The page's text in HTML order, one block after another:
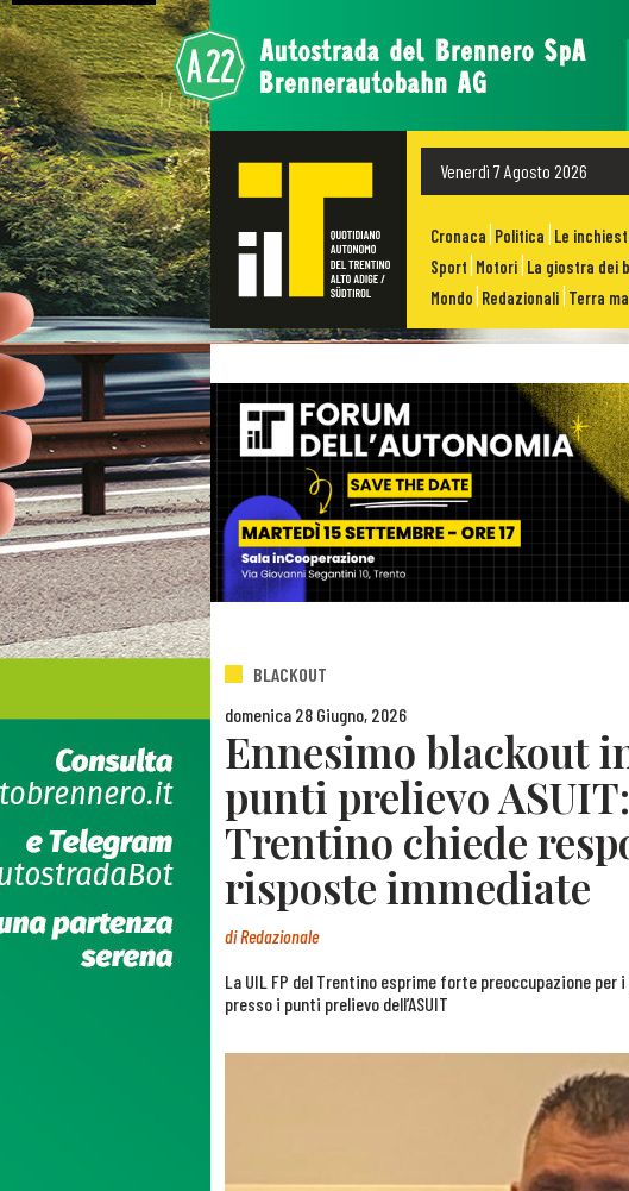
Venerdì 7 Agosto 2026
Cronaca Politica Le
Sport Motori La giostra dei
Mondo Redazionali Terra
BLACKOUT
domenica 28 Giugno, 2026
Ennesimo blackout
punti prelievo
Trentino chiede
risposte immediate
diRedazionale
La UIL FP del Trentino esprime forte preoccupazione
presso i punti prelievo dell’ASUIT